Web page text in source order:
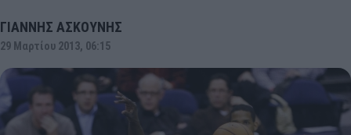
ΓΙΑΝΝΗΣ ΑΣΚΟΥΝΗΣ
29 Μαρτίου 2013, 06:15